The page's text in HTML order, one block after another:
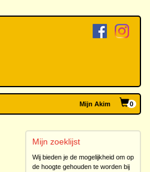
Mijn Akim 0
Mijn zoeklijst
Wij bieden je de mogelijkheid om op
de hoogte gehouden te worden bij